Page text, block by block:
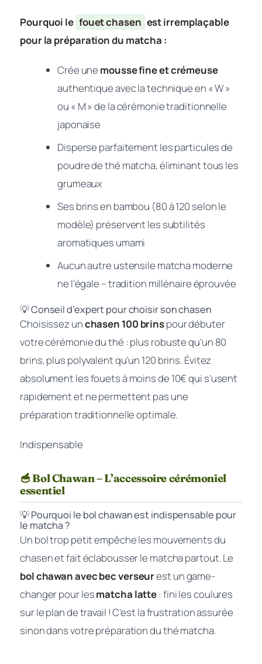
Pourquoi le fouet chasen est irremplaçable
pour la préparation du matcha :
Crée une mousse fine et crémeuse
authentique avec la technique en « W »
ou « M » de la cérémonie traditionnelle
japonaise
Disperse parfaitement les particules de
poudre de thé matcha, éliminant tous les
grumeaux
Ses brins en bambou (80 à 120 selon le
modèle) préservent les subtilités
aromatiques umami
Aucun autre ustensile matcha moderne
ne l’égale – tradition millénaire éprouvée
💡 Conseil d’expert pour choisir son chasen
Choisissez unchasen 100 brinspour débuter
votre cérémonie du thé : plus robuste qu’un 80
brins, plus polyvalent qu’un 120 brins. Évitez
absolument les fouets à moins de 10€ qui s’usent
rapidement et ne permettent pas une
préparation traditionnelle optimale.
Indispensable
🥣 Bol Chawan – L’accessoire cérémoniel
essentiel
💡 Pourquoi le bol chawan est indispensable pour
le matcha ?
Un bol trop petit empêche les mouvements du
chasen et fait éclabousser le matcha partout. Le
bol chawan avec bec verseurest un game-
changer pour lesmatcha latte: fini les coulures
sur le plan de travail ! C’est la frustration assurée
sinon dans votre préparation du thé matcha.